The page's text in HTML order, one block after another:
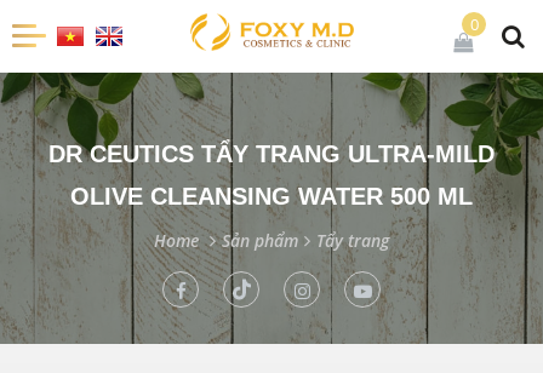
0
DR CEUTICS TẨY TRANG ULTRA-MILD
OLIVE CLEANSING WATER 500 ML
Home Sản phẩm Tẩy trang